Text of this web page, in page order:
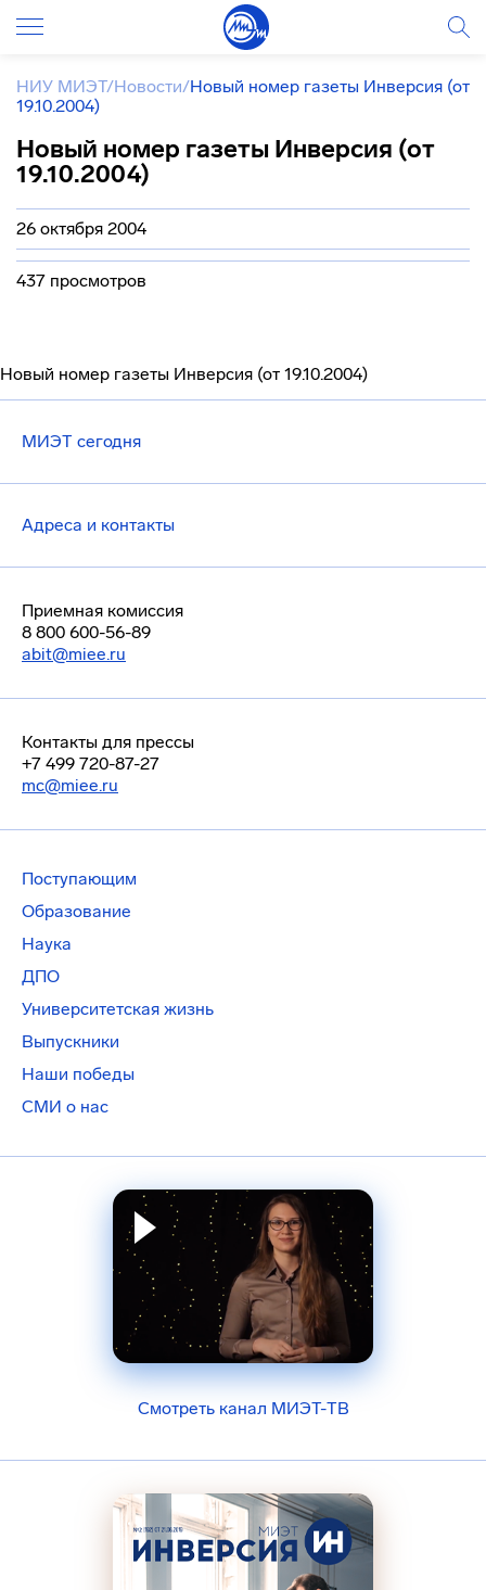
НИУ МИЭТ/Новости/Новый номер газеты Инверсия (от
19.10.2004)
Новый номер газеты Инверсия (от
19.10.2004)
26 октября 2004
437 просмотров
Новый номер газеты Инверсия (от 19.10.2004)
МИЭТ сегодня
Адреса и контакты
Приемная комиссия
8 800 600-56-89
abit@miee.ru
Контакты для прессы
+7 499 720-87-27
mc@miee.ru
Поступающим
Образование
Наука
ДПО
Университетская жизнь
Выпускники
Наши победы
СМИ о нас
Смотреть канал МИЭТ-ТВ